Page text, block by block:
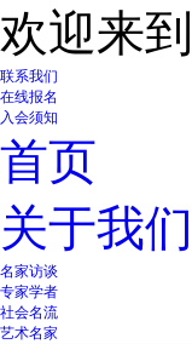
欢迎来
联系我们
在线报名
入会须知
首页
关于我们
名家访谈
专家学者
社会名流
艺术名家